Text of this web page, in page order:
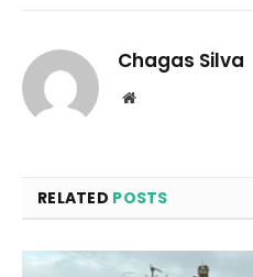
Chagas Silva
Website
RELATED POSTS